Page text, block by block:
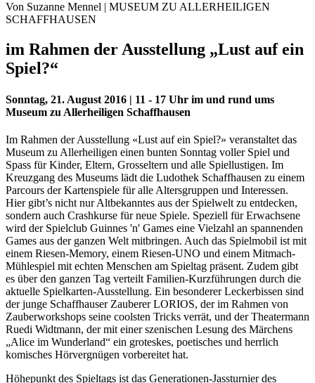
Von Suzanne Mennel | MUSEUM ZU ALLERHEILIGEN
SCHAFFHAUSEN
im Rahmen der Ausstellung „Lust auf ein
Spiel?“
Sonntag, 21. August 2016 | 11 - 17 Uhr im und rund ums
Museum zu Allerheiligen Schaffhausen
Im Rahmen der Ausstellung «Lust auf ein Spiel?» veranstaltet das
Museum zu Allerheiligen einen bunten Sonntag voller Spiel und
Spass für Kinder, Eltern, Grosseltern und alle Spiellustigen. Im
Kreuzgang des Museums lädt die Ludothek Schaffhausen zu einem
Parcours der Kartenspiele für alle Altersgruppen und Interessen.
Hier gibt’s nicht nur Altbekanntes aus der Spielwelt zu entdecken,
sondern auch Crashkurse für neue Spiele. Speziell für Erwachsene
wird der Spielclub Guinnes 'n' Games eine Vielzahl an spannenden
Games aus der ganzen Welt mitbringen. Auch das Spielmobil ist mit
einem Riesen-Memory, einem Riesen-UNO und einem Mitmach-
Mühlespiel mit echten Menschen am Spieltag präsent. Zudem gibt
es über den ganzen Tag verteilt Familien-Kurzführungen durch die
aktuelle Spielkarten-Ausstellung. Ein besonderer Leckerbissen sind
der junge Schaffhauser Zauberer LORIOS, der im Rahmen von
Zauberworkshops seine coolsten Tricks verrät, und der Theatermann
Ruedi Widtmann, der mit einer szenischen Lesung des Märchens
„Alice im Wunderland“ ein groteskes, poetisches und herrlich
komisches Hörvergnügen vorbereitet hat.
Höhepunkt des Spieltags ist das Generationen-Jassturnier des